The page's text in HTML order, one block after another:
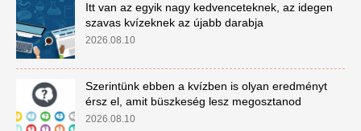
Itt van az egyik nagy kedvenceteknek, az idegen
szavas kvízeknek az újabb darabja
2026.08.10
Szerintünk ebben a kvízben is olyan eredményt
érsz el, amit büszkeség lesz megosztanod
2026.08.10